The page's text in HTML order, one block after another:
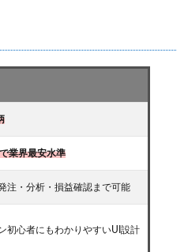
業界最安水準
注・分析・損益確認まで可能
初心者にもわかりやすいUI設計